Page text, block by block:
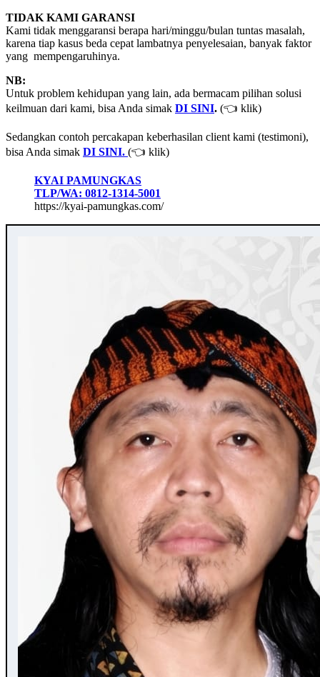
TIDAK KAMI GARANSI
Kami tidak menggaransi berapa hari/minggu/bulan tuntas masalah,
karena tiap kasus beda cepat lambatnya penyelesaian, banyak faktor
yang mempengaruhinya.
NB:
Untuk problem kehidupan yang lain, ada bermacam pilihan solusi
keilmuan dari kami, bisa Anda simak DI SINI. (👈 klik)
Sedangkan contoh percakapan keberhasilan client kami (testimoni),
bisa Anda simak DI SINI. (👈 klik)
KYAI PAMUNGKAS
TLP/WA: 0812-1314-5001
https://kyai-pamungkas.com/